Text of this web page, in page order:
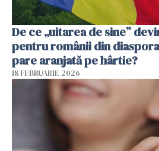
De ce „uitarea de sine”
pentru românii din
pare aranjată pe hârtie?
18 FEBRUARIE 2026